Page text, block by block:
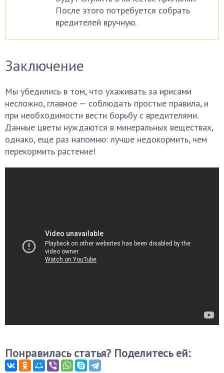
После этого потребуется собрать
вредителей вручную.
Заключение
Мы убедились в том, что ухаживать за ирисами
несложно, главное — соблюдать простые правила, и
при необходимости вести борьбу с вредителями.
Данные цветы нуждаются в минеральных веществах,
однако, еще раз напомню: лучше недокормить, чем
перекормить растение!
Понравилась статья? Поделитесь ей: